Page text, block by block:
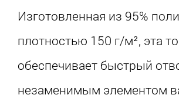
Изготовленная из 95%
плотностью 150 г/м², эта
обеспечивает быстрый
незаменимым элементом